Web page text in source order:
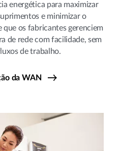
energética para maximizar
e minimizar o
os fabricantes gerenciem
de rede com facilidade, sem
de trabalho.
da WAN